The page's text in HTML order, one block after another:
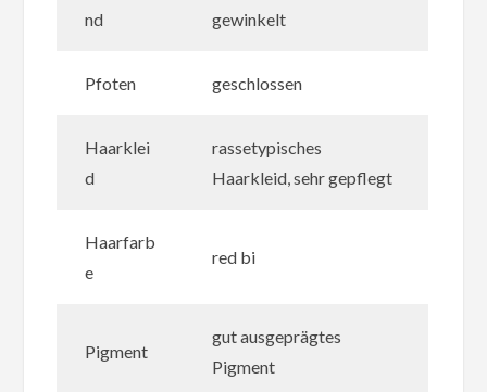
nd
gewinkelt
Pfoten geschlossen
Haarklei
d
rassetypisches
Haarkleid, sehr gepflegt
Haarfarb
e
red bi
Pigment
gut ausgeprägtes
Pigment